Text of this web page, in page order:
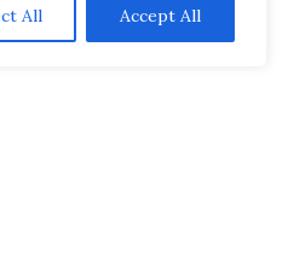
All Accept All